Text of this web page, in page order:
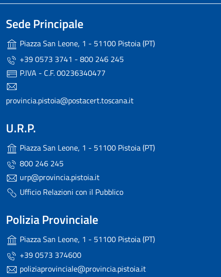
Sede Principale
Piazza San Leone, 1 - 51100 Pistoia (PT)
+39 0573 3741 - 800 246 245
P.IVA - C.F. 00236340477
provincia.pistoia@postacert.toscana.it
U.R.P.
Piazza San Leone, 1 - 51100 Pistoia (PT)
800 246 245
urp@provincia.pistoia.it
Ufficio Relazioni con il Pubblico
Polizia Provinciale
Piazza San Leone, 1 - 51100 Pistoia (PT)
+39 0573 374600
poliziaprovinciale@provincia.pistoia.it